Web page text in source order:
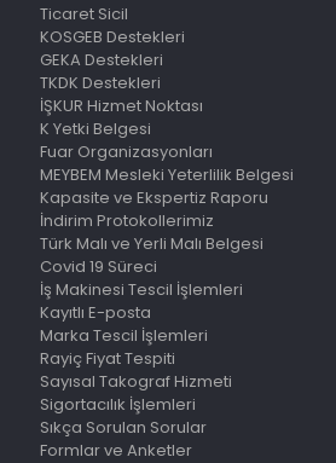
Ticaret Sicil
KOSGEB Destekleri
GEKA Destekleri
TKDK Destekleri
İŞKUR Hizmet Noktası
K Yetki Belgesi
Fuar Organizasyonları
MEYBEM Mesleki Yeterlilik Belgesi
Kapasite ve Ekspertiz Raporu
İndirim Protokollerimiz
Türk Malı ve Yerli Malı Belgesi
Covid 19 Süreci
İş Makinesi Tescil İşlemleri
Kayıtlı E-posta
Marka Tescil İşlemleri
Rayiç Fiyat Tespiti
Sayısal Takograf Hizmeti
Sigortacılık İşlemleri
Sıkça Sorulan Sorular
Formlar ve Anketler